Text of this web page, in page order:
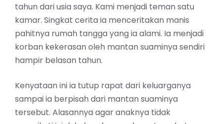
tahun dari usia saya. Kami menjadi teman satu
kamar. Singkat cerita ia menceritakan manis
pahitnya rumah tangga yang ia alami. Ia menjadi
korban kekerasan oleh mantan suaminya sendiri
hampir belasan tahun.
Kenyataan ini ia tutup rapat dari keluarganya
sampai ia berpisah dari mantan suaminya
tersebut. Alasannya agar anaknya tidak